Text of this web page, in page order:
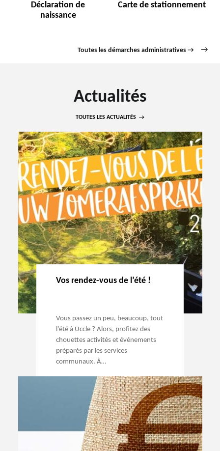
Déclaration de
naissance
Carte de stationnement
Toutes les démarches administratives →
Actualités
TOUTES LES ACTUALITÉS
Vos rendez-vous de l’été !
Vous passez un peu, beaucoup, tout
l’été à Uccle ? Alors, profitez des
chouettes activités et événements
préparés par les services
communaux. À…
→